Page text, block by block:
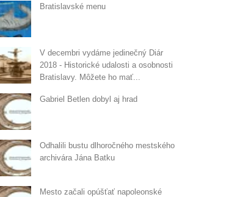
Bratislavské menu
V decembri vydáme jedinečný Diár
2018 - Historické udalosti a osobnosti
Bratislavy. Môžete ho mať...
Gabriel Betlen dobyl aj hrad
Odhalili bustu dlhoročného mestského
archivára Jána Batku
Mesto začali opúšťať napoleonské